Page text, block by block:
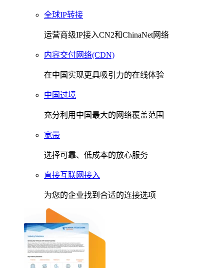
全球IP转接
运营商级IP接入CN2和ChinaNet网络
内容交付网络(CDN)
在中国实现更具吸引力的在线体验
中国过境
充分利用中国最大的网络覆盖范围
宽带
选择可靠、低成本的放心服务
直接互联网接入
为您的企业找到合适的连接选项